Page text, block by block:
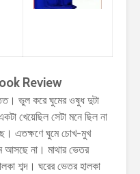
Review
ভুল করে ঘুমের ওষুধ দুটা
খেয়েছিল সেটা মনে ছিল না
এতক্ষণে ঘুমে চোখ-মুখ
আসছে না। মাথার ভেতর
শব্দ। ঘরের ভেতর হালকা